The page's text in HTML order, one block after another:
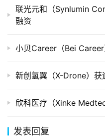
联光元和（Synlumin
融资
小贝Career（Bei
新创氢翼（X-Drone）
欣科医疗（Xinke
发表回复